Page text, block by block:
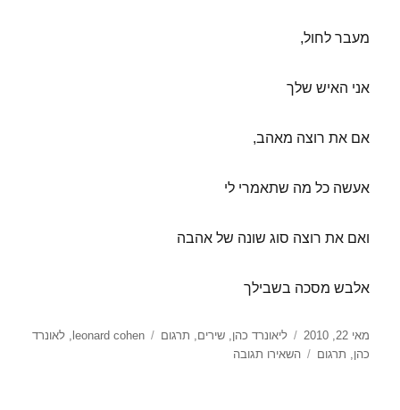
מעבר לחול,
אני האיש שלך
אם את רוצה מאהב,
אעשה כל מה שתאמרי לי
ואם את רוצה סוג שונה של אהבה
אלבש מסכה בשבילך
פורסם
בתאריך
מאי 22, 2010 קטגוריות
ליאונרד כהן,שירים, תרגום תגיות
leonard cohen
,לאונרד
כהן, תרגום השאירו תגובה